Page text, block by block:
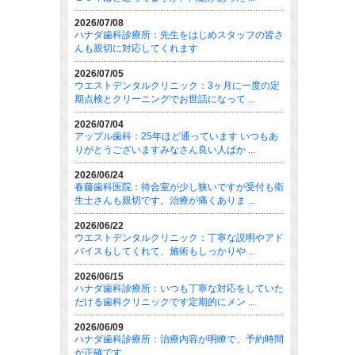
2026/07/08
ハナダ歯科診療所：先生をはじめスタッフの皆さ
んも親切に対応してくれます
2026/07/05
ウエストデンタルクリニック：3ヶ月に一度の定
期点検とクリーニングでお世話になって ...
2026/07/04
アップル歯科：25年ほど通っています いつもあ
りがとうございますみなさん良い人ばか ...
2026/06/24
春藤歯科医院：待合室が少し狭いですが受付も衛
生士さんも親切です。治療が痛くありま ...
2026/06/22
ウエストデンタルクリニック：丁寧な説明やアド
バイスもしてくれて、施術もしっかりや ...
2026/06/15
ハナダ歯科診療所：いつも丁寧な対応をしていた
だける歯科クリニックです定期的にメン ...
2026/06/09
ハナダ歯科診療所：治療内容が明瞭で、予約時間